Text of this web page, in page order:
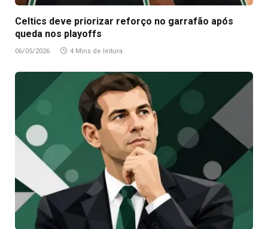
Celtics deve priorizar reforço no garrafão após
queda nos playoffs
06/05/2026 4 Mins de leitura